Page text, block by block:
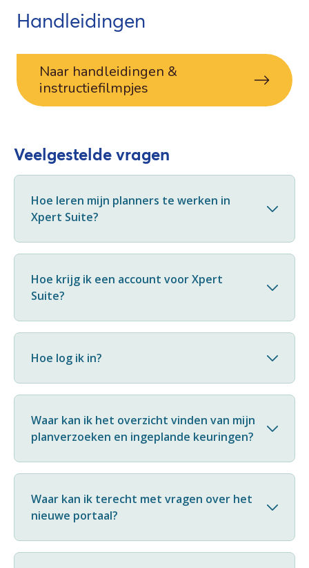
Handleidingen
Naar handleidingen &
instructiefilmpjes
Veelgestelde vragen
Hoe leren mijn planners te werken in
Xpert Suite?
Hoe krijg ik een account voor Xpert
Suite?
Hoe log ik in?
Waar kan ik het overzicht vinden van mijn
planverzoeken en ingeplande keuringen?
Waar kan ik terecht met vragen over het
nieuwe portaal?